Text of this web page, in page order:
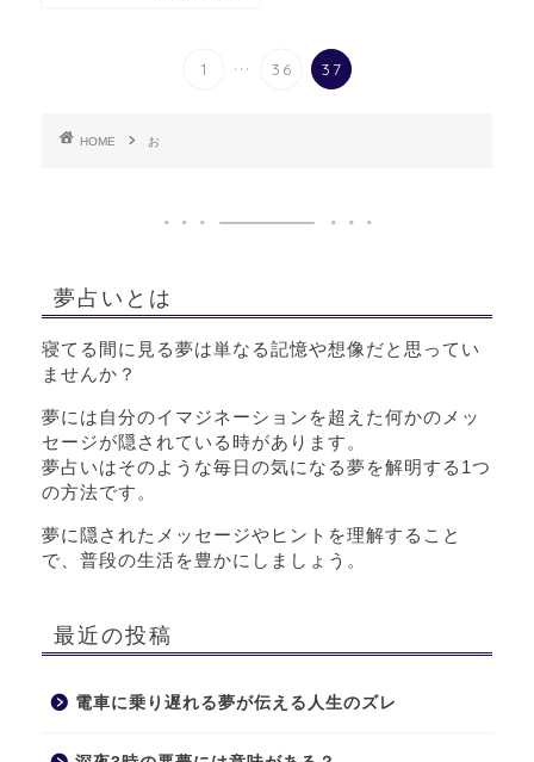
1 ... 36 37
HOME お
夢占いとは
寝てる間に見る夢は単なる記憶や想像だと思ってい
ませんか？
夢には自分のイマジネーションを超えた何かのメッ
セージが隠されている時があります。
夢占いはそのような毎日の気になる夢を解明する1つ
の方法です。
夢に隠されたメッセージやヒントを理解すること
で、普段の生活を豊かにしましょう。
最近の投稿
電車に乗り遅れる夢が伝える人生のズレ